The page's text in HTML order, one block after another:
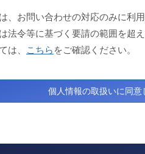
、お問い合わせの対応のみに利
法令等に基づく要請の範囲を超
は、
こちら をご確認ください。